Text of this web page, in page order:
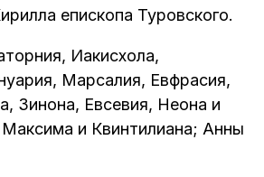
епископа Туровского.
Иакисхола,
Марсалия, Евфрасия,
Зинона, Евсевия, Неона и
и Квинтилиана; Анны